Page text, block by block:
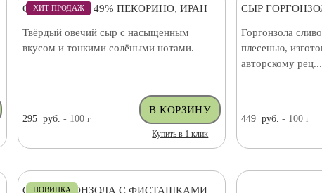
ХИТ ПРОДАЖ
СЫР ОВЕЧИЙ 49% ПЕКОРИНО, ИРАН
Твёрдый овечий сыр с насыщенным
вкусом и тонкими солёными нотами.
295 руб. - 100 г
Купить в 1 клик
СЫР
Горгонзола
плесенью,
авторскому
449 руб. - 100г
НОВИНКА
СЫР ГОРГОНЗОЛА С ФИСТАШКАМИ